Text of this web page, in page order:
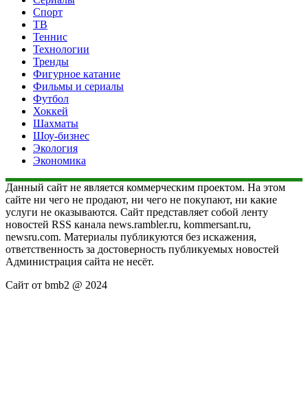
Спорт
ТВ
Теннис
Технологии
Тренды
Фигурное катание
Фильмы и сериалы
Футбол
Хоккей
Шахматы
Шоу-бизнес
Экология
Экономика
Данный сайт не является коммерческим проектом. На этом
сайте ни чего не продают, ни чего не покупают, ни какие
услуги не оказываются. Сайт представляет собой ленту
новостей RSS канала news.rambler.ru, kommersant.ru,
newsru.com. Материалы публикуются без искажения,
ответственность за достоверность публикуемых новостей
Администрация сайта не несёт.
Сайт от bmb2 @ 2024